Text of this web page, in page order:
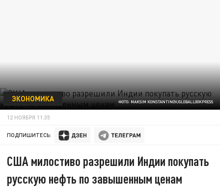
ФОТО: MAKSIM KONSTANTINOV/GLOBALLOOKPRESS
ЭКОНОМИКА
12 НОЯБРЯ 11:35
ПОДПИШИТЕСЬ:
США милостиво разрешили Индии покупать
русскую нефть по завышенным ценам